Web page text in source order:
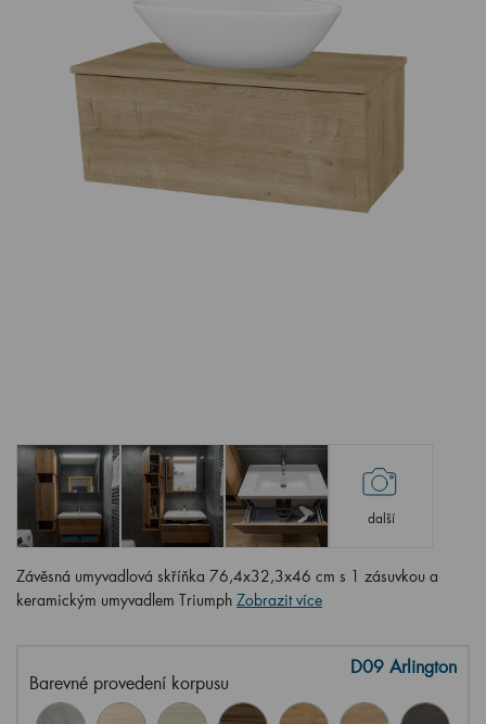
další
Závěsná umyvadlová skříňka 76,4x32,3x46 cm s 1 zásuvkou a
keramickým umyvadlem Triumph Zobrazit více
Barevné provedení korpusu
D09 Arlington